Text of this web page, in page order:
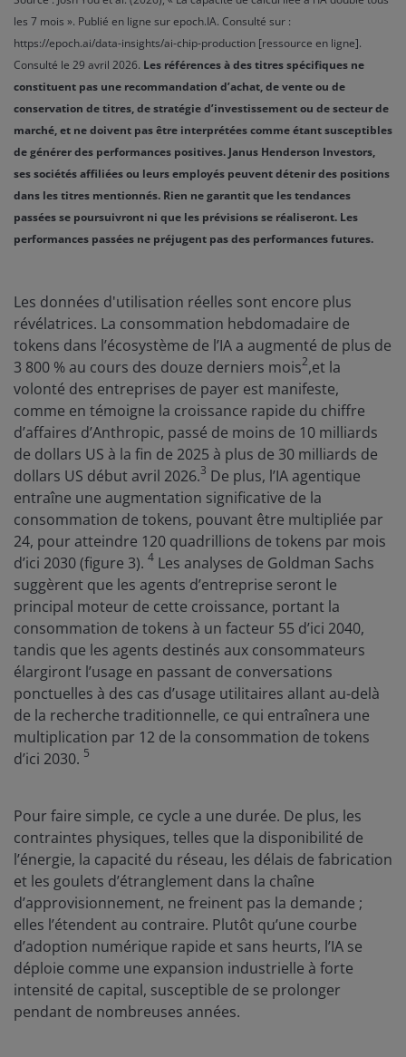
les 7 mois ». Publié en ligne sur epoch.IA. Consulté sur :
https://epoch.ai/data-insights/ai-chip-production [ressource en ligne].
Consulté le 29 avril 2026. Les références à des titres spécifiques ne
constituent pas une recommandation d’achat, de vente ou de
conservation de titres, de stratégie d’investissement ou de secteur de
marché, et ne doivent pas être interprétées comme étant susceptibles
de générer des performances positives. Janus Henderson Investors,
ses sociétés affiliées ou leurs employés peuvent détenir des positions
dans les titres mentionnés. Rien ne garantit que les tendances
passées se poursuivront ni que les prévisions se réaliseront. Les
performances passées ne préjugent pas des performances futures.
Les données d'utilisation réelles sont encore plus
révélatrices. La consommation hebdomadaire de
tokens dans l’écosystème de l’IA a augmenté de plus de
3 800 % au cours des douze derniers mois2,et la
volonté des entreprises de payer est manifeste,
comme en témoigne la croissance rapide du chiffre
d’affaires d’Anthropic, passé de moins de 10 milliards
de dollars US à la fin de 2025 à plus de 30 milliards de
dollars US début avril 2026.3 De plus, l’IA agentique
entraîne une augmentation significative de la
consommation de tokens, pouvant être multipliée par
24, pour atteindre 120 quadrillions de tokens par mois
d’ici 2030 (figure 3). 4 Les analyses de Goldman Sachs
suggèrent que les agents d’entreprise seront le
principal moteur de cette croissance, portant la
consommation de tokens à un facteur 55 d’ici 2040,
tandis que les agents destinés aux consommateurs
élargiront l’usage en passant de conversations
ponctuelles à des cas d’usage utilitaires allant au-delà
de la recherche traditionnelle, ce qui entraînera une
multiplication par 12 de la consommation de tokens
d’ici 2030. 5
Pour faire simple, ce cycle a une durée. De plus, les
contraintes physiques, telles que la disponibilité de
l’énergie, la capacité du réseau, les délais de fabrication
et les goulets d’étranglement dans la chaîne
d’approvisionnement, ne freinent pas la demande ;
elles l’étendent au contraire. Plutôt qu’une courbe
d’adoption numérique rapide et sans heurts, l’IA se
déploie comme une expansion industrielle à forte
intensité de capital, susceptible de se prolonger
pendant de nombreuses années.